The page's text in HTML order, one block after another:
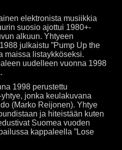
elektronista musiikkia
suosio ajottui 1980+-
alkuun. Yhtyeen
julkaistu ”Pump Up the
maissa listaykköseksi.
uudelleen vuonna 1998
1998 perustettu
jonka keulakuvana
(Marko Reijonen). Yhtye
ja hiteistään kuten
Suomea vuoden
kappaleella ”Lose